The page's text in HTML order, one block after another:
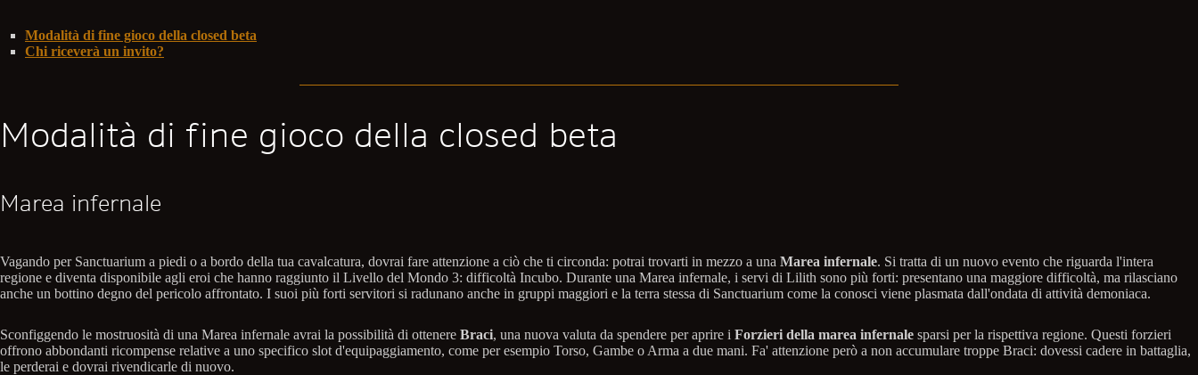
Modalità di fine gioco della closed beta
Chi riceverà un invito?
Modalità di fine gioco della closed beta
Marea infernale
Vagando per Sanctuarium a piedi o a bordo della tua cavalcatura, dovrai fare attenzione a ciò che ti circonda: potrai trovarti in mezzo a una Marea infernale. Si tratta di un nuovo evento che riguarda l'intera
regione e diventa disponibile agli eroi che hanno raggiunto il Livello del Mondo 3: difficoltà Incubo. Durante una Marea infernale, i servi di Lilith sono più forti: presentano una maggiore difficoltà, ma rilasciano
anche un bottino degno del pericolo affrontato. I suoi più forti servitori si radunano anche in gruppi maggiori e la terra stessa di Sanctuarium come la conosci viene plasmata dall'ondata di attività demoniaca.
Sconfiggendo le mostruosità di una Marea infernale avrai la possibilità di ottenere Braci, una nuova valuta da spendere per aprire i Forzieri della marea infernale sparsi per la rispettiva regione. Questi forzieri
offrono abbondanti ricompense relative a uno specifico slot d'equipaggiamento, come per esempio Torso, Gambe o Arma a due mani. Fa' attenzione però a non accumulare troppe Braci: dovessi cadere in battaglia,
le perderai e dovrai rivendicarle di nuovo.